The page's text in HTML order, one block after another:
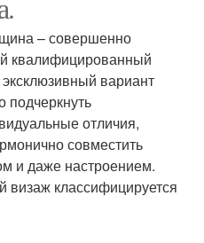
– совершенно
квалифицированный
вариант
подчеркнуть
отличия,
совместить
и даже настроением.
классифицируется